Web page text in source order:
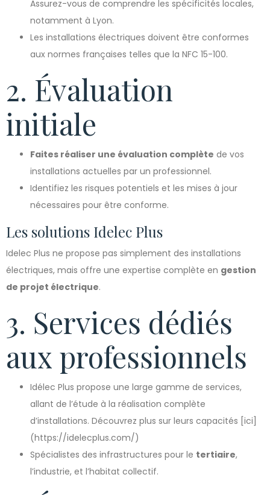
Assurez-vous de comprendre les spécificités locales,
notamment à Lyon.
Les installations électriques doivent être conformes
aux normes françaises telles que la NFC 15-100.
2. Évaluation
initiale
Faites réaliser une évaluation complète de vos
installations actuelles par un professionnel.
Identifiez les risques potentiels et les mises à jour
nécessaires pour être conforme.
Les solutions Idelec Plus
Idelec Plus ne propose pas simplement des installations
électriques, mais offre une expertise complète en gestion
de projet électrique.
3. Services dédiés
aux professionnels
Idélec Plus propose une large gamme de services,
allant de l’étude à la réalisation complète
d’installations. Découvrez plus sur leurs capacités [ici]
(https://idelecplus.com/)
Spécialistes des infrastructures pour le tertiaire,
l’industrie, et l’habitat collectif.